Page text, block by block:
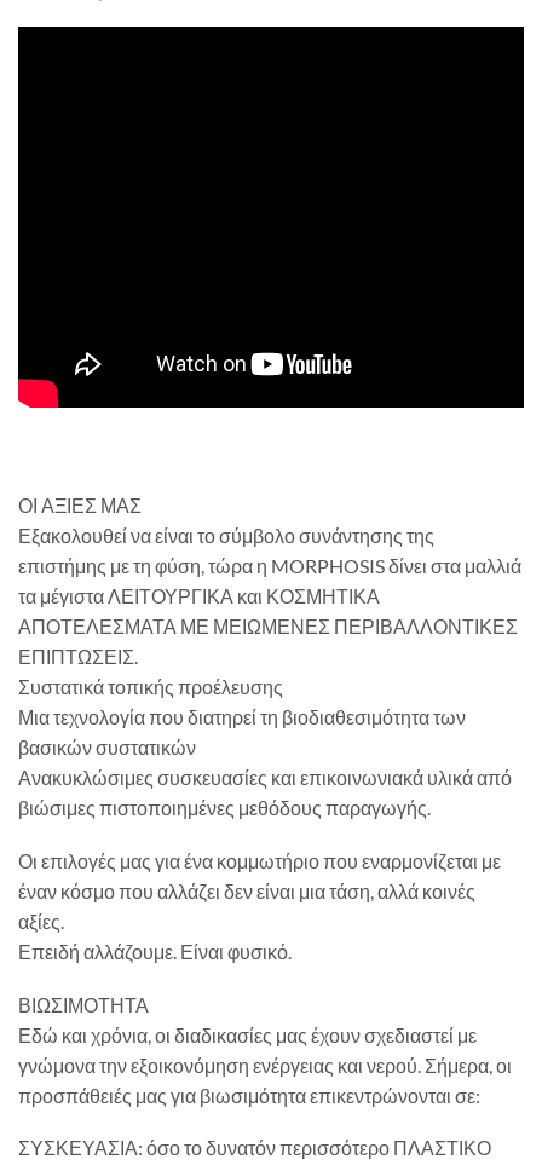
ΟΙ ΑΞΙΕΣ ΜΑΣ
Εξακολουθεί να είναι το σύμβολο συνάντησης της
επιστήμης με τη φύση, τώρα η MORPHOSIS δίνει στα μαλλιά
τα μέγιστα ΛΕΙΤΟΥΡΓΙΚΑ και ΚΟΣΜΗΤΙΚΑ
ΑΠΟΤΕΛΕΣΜΑΤΑ ΜΕ ΜΕΙΩΜΕΝΕΣ ΠΕΡΙΒΑΛΛΟΝΤΙΚΕΣ
ΕΠΙΠΤΩΣΕΙΣ.
Συστατικά τοπικής προέλευσης
Μια τεχνολογία που διατηρεί τη βιοδιαθεσιμότητα των
βασικών συστατικών
Ανακυκλώσιμες συσκευασίες και επικοινωνιακά υλικά από
βιώσιμες πιστοποιημένες μεθόδους παραγωγής.
Οι επιλογές μας για ένα κομμωτήριο που εναρμονίζεται με
έναν κόσμο που αλλάζει δεν είναι μια τάση, αλλά κοινές
αξίες.
Επειδή αλλάζουμε. Είναι φυσικό.
ΒΙΩΣΙΜΟΤΗΤΑ
Εδώ και χρόνια, οι διαδικασίες μας έχουν σχεδιαστεί με
γνώμονα την εξοικονόμηση ενέργειας και νερού. Σήμερα, οι
προσπάθειές μας για βιωσιμότητα επικεντρώνονται σε:
ΣΥΣΚΕΥΑΣΙΑ: όσο το δυνατόν περισσότερο ΠΛΑΣΤΙΚΟ